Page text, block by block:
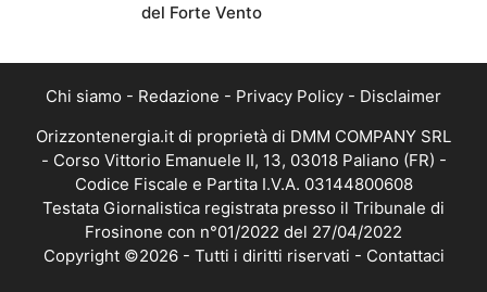
del Forte Vento
Chi siamo - Redazione - Privacy Policy - Disclaimer
Orizzontenergia.it di proprietà di DMM COMPANY SRL
- Corso Vittorio Emanuele II, 13, 03018 Paliano (FR) -
Codice Fiscale e Partita I.V.A. 03144800608
Testata Giornalistica registrata presso il Tribunale di
Frosinone con n°01/2022 del 27/04/2022
Copyright ©2026 - Tutti i diritti riservati - Contattaci